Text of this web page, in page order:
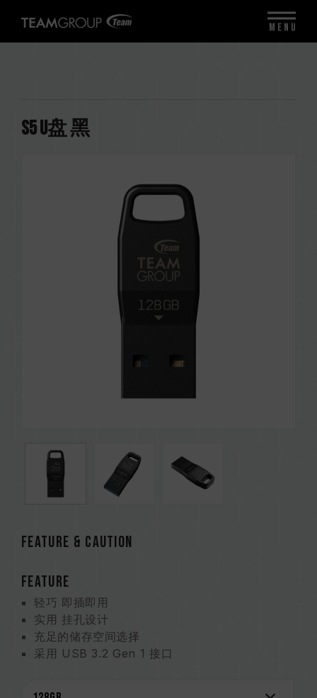
S5 U盘 黑
Feature & CAUTION
FEATURE
轻巧 即插即用
实用 挂孔设计
充足的储存空间选择
采用 USB 3.2 Gen 1 接口
MENU